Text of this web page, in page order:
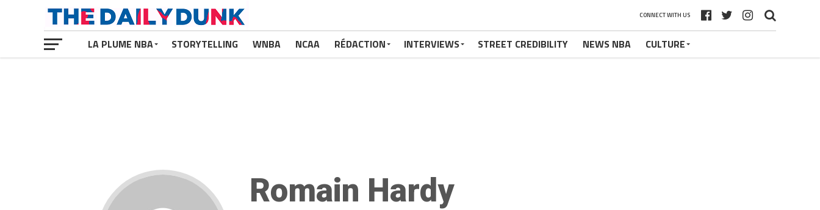
CONNECT WITH US
LA PLUME NBA STORYTELLING WNBA NCAA RÉDACTION INTERVIEWS STREET CREDIBILITY NEWS NBA CULTURE
Romain Hardy